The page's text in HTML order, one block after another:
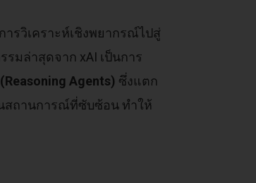
รวิเคราะห์เชิงพยากรณ์ไปสู่
รมล่าสุดจาก xAI เป็นการ
Agents) ซึ่งแตก
นสถานการณ์ที่ซับซ้อน ทำให้